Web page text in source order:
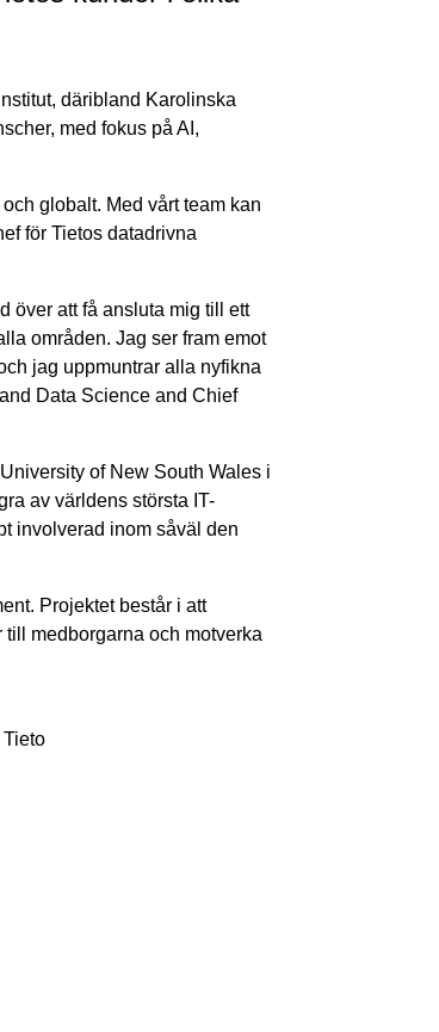
däribland Karolinska
med fokus på AI,
globalt. Med vårt team kan
för Tietos datadrivna
över att få ansluta mig till ett
områden. Jag ser fram emot
jag uppmuntrar alla nyfikna
Data Science and Chief
of New South Wales i
av världens största IT-
involverad inom såväl den
Projektet består i att
medborgarna och motverka